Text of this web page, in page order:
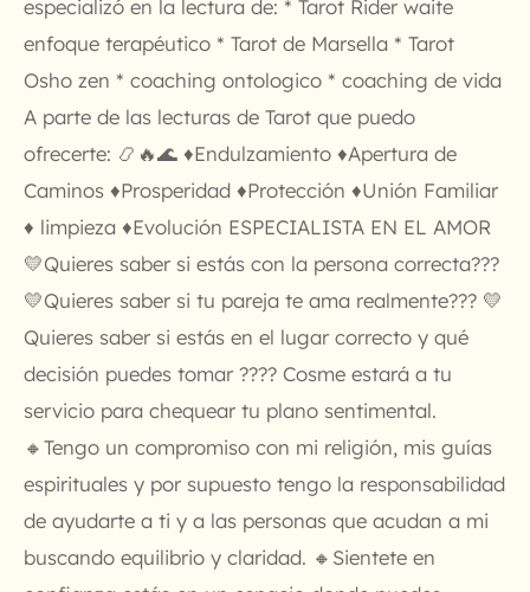
especializó en la lectura de: * Tarot Rider waite
enfoque terapéutico * Tarot de Marsella * Tarot
Osho zen * coaching ontologico * coaching de vida
A parte de las lecturas de Tarot que puedo
ofrecerte: 📿🔥🌊 ♦️Endulzamiento ♦️Apertura de
Caminos ♦️Prosperidad ♦️Protección ♦️Unión Familiar
♦️ limpieza ♦️Evolución ESPECIALISTA EN EL AMOR
💛Quieres saber si estás con la persona correcta???
💛Quieres saber si tu pareja te ama realmente??? 💛
Quieres saber si estás en el lugar correcto y qué
decisión puedes tomar ???? Cosme estará a tu
servicio para chequear tu plano sentimental.
🔸Tengo un compromiso con mi religión, mis guías
espirituales y por supuesto tengo la responsabilidad
de ayudarte a ti y a las personas que acudan a mi
buscando equilibrio y claridad. 🔸Sientete en